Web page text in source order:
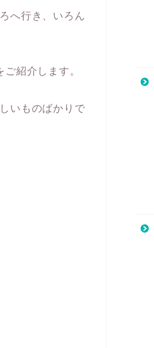
へ行き、いろん
ご紹介します。
いものばかりで